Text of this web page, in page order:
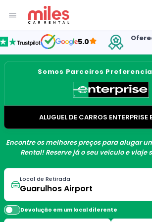
5.0
Somos Parceiros
ALUGUEL DE CARROS ENTERPRISE
Encontre os melhores preços para alugar
Rental! Reserve já o seu veículo e viaje
Local de Retirada
Devolução em um local diferente